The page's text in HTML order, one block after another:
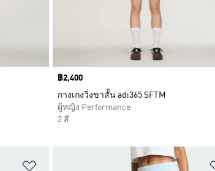
Price
฿2,400
กางเกงวิ่งขาสั้น adi365 SFTM
ผู้หญิง Performance
2 สี
เพิ่มไปยังรายการสินค้าโปรด